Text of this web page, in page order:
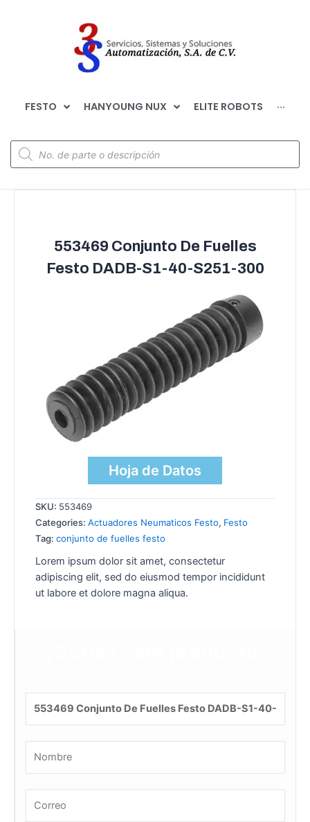
FESTO HANYOUNG NUX ELITE ROBOTS ···
553469 Conjunto De Fuelles
Festo DADB-S1-40-S251-300
Hoja de Datos
SKU: 553469
Categories: Actuadores Neumaticos Festo, Festo
Tag: conjunto de fuelles festo
Lorem ipsum dolor sit amet, consectetur
adipiscing elit, sed do eiusmod tempor incididunt
ut labore et dolore magna aliqua.